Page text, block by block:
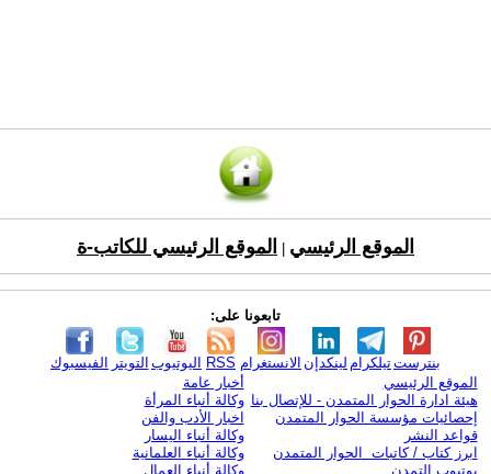
الموقع الرئيسي الموقع الرئيسي للكاتب-ة
تابعونا على:
الفيسبوك التويتر اليوتيوب RSS الانستغرام لينكدإن تيلكرامبنترست
الموقع الرئيسي
هيئة ادارة الحوار المتمدن - للإتصال بنا
إحصائيات مؤسسة الحوار المتمدن
قواعد النشر
ابرز كتاب / كاتبات الحوار المتمدن
يوتيوب التمدن
أخبار عامة
وكالة أنباء المرأة
اخبار الأدب والفن
وكالة أنباء اليسار
وكالة أنباء العلمانية
وكالة أنباء العمال